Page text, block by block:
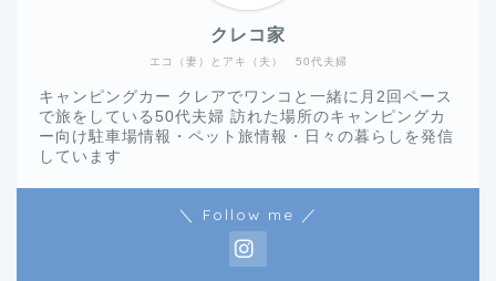
エコ（妻）とアキ（夫） 50代夫婦
クレコ家
キャンピングカー クレアでワンコと一緒に月2回ペース
で旅をしている50代夫婦 訪れた場所のキャンピングカ
ー向け駐車場情報・ペット旅情報・日々の暮らしを発信
しています
＼ Follow me ／